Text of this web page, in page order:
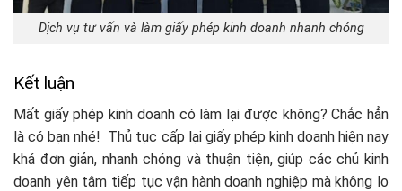
Dịch vụ tư vấn và làm giấy phép kinh doanh nhanh chóng
Kết luận
Mất giấy phép kinh doanh có làm lại được không? Chắc hẳn
là có bạn nhé! Thủ tục cấp lại giấy phép kinh doanh hiện nay
khá đơn giản, nhanh chóng và thuận tiện, giúp các chủ kinh
doanh yên tâm tiếp tục vận hành doanh nghiệp mà không lo